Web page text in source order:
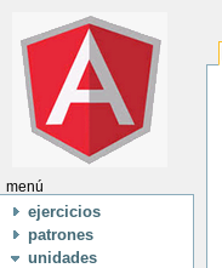
menú
ejercicios
patrones
unidades